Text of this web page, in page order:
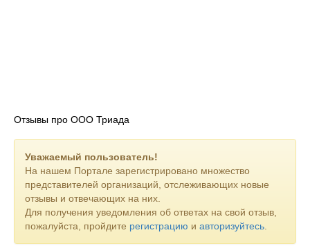
Отзывы про ООО Триада
Уважаемый пользователь!
На нашем Портале зарегистрировано множество
представителей организаций, отслеживающих новые
отзывы и отвечающих на них.
Для получения уведомления об ответах на свой отзыв,
пожалуйста, пройдите регистрацию и авторизуйтесь